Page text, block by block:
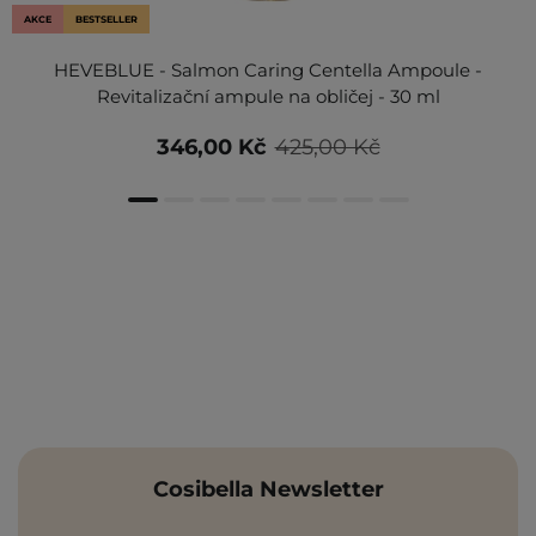
AKCE BESTSELLER
HEVEBLUE - Salmon Caring Centella Ampoule -
Revitalizační ampule na obličej - 30 ml
425,00 Kč
346,00 Kč
Cosibella Newsletter